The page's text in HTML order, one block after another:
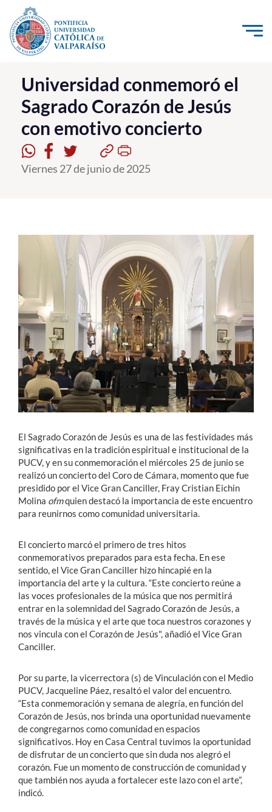
Click acá para ir directamente al contenido
La Universidad
Investigación, Creación e Innovación
PUCV Internacional
Vinculación con el Medio
Postgrado
Formación Continua
Estudiantes
Académicos
Funcionarios
Alumni
Universidad conmemoró el
Sagrado Corazón de Jesús
con emotivo concierto
Viernes 27 de junio de 2025
El Sagrado Corazón de Jesús es una de las festividades más
significativas en la tradición espiritual e institucional de la
PUCV, y en su conmemoración el miércoles 25 de junio se
realizó un concierto del Coro de Cámara, momento que fue
presidido por el Vice Gran Canciller, Fray Cristian Eichin
Molina ofmquien destacó la importancia de este encuentro
para reunirnos como comunidad universitaria.
El concierto marcó el primero de tres hitos
conmemorativos preparados para esta fecha. En ese
sentido, el Vice Gran Canciller hizo hincapié en la
importancia del arte y la cultura. “Este concierto reúne a
las voces profesionales de la música que nos permitirá
entrar en la solemnidad del Sagrado Corazón de Jesús, a
través de la música y el arte que toca nuestros corazones y
nos vincula con el Corazón de Jesús", añadió el Vice Gran
Canciller.
Por su parte, la vicerrectora (s) de Vinculación con el Medio
PUCV, Jacqueline Páez, resaltó el valor del encuentro.
“Esta conmemoración y semana de alegría, en función del
Corazón de Jesús, nos brinda una oportunidad nuevamente
de congregarnos como comunidad en espacios
significativos. Hoy en Casa Central tuvimos la oportunidad
de disfrutar de un concierto que sin duda nos alegró el
corazón. Fue un momento de construcción de comunidad y
que también nos ayuda a fortalecer este lazo con el arte”,
indicó.